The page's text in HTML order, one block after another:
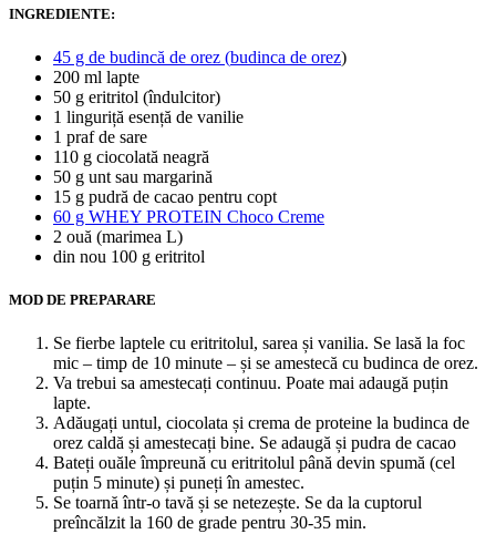
INGREDIENTE:
45 g de budincă de orez (budinca de orez)
200 ml lapte
50 g eritritol (îndulcitor)
1 linguriță esență de vanilie
1 praf de sare
110 g ciocolată neagră
50 g unt sau margarină
15 g pudră de cacao pentru copt
60 g WHEY PROTEIN Choco Creme
2 ouă (marimea L)
din nou 100 g eritritol
MOD DE PREPARARE
Se fierbe laptele cu eritritolul, sarea și vanilia. Se lasă la foc
mic – timp de 10 minute – și se amestecă cu budinca de orez.
Va trebui sa amestecați continuu. Poate mai adaugă puțin
lapte.
Adăugați untul, ciocolata și crema de proteine ​​la budinca de
orez caldă și amestecați bine. Se adaugă și pudra de cacao
Bateți ouăle împreună cu eritritolul până devin spumă (cel
puțin 5 minute) și puneți în amestec.
Se toarnă într-o tavă și se netezește. Se da la cuptorul
preîncălzit la 160 de grade pentru 30-35 min.